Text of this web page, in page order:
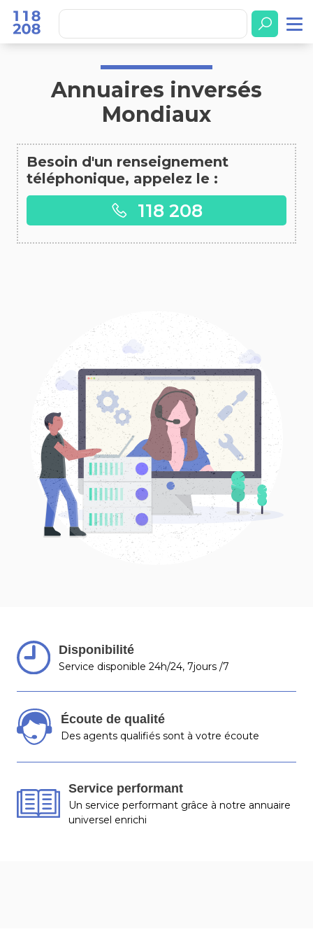
Accueil
Annuaires inversés
Mondiaux
Besoin d'un renseignement
téléphonique, appelez le :
118 208
Disponibilité
Service disponible 24h/24, 7jours /7
Écoute de qualité
Des agents qualifiés sont à votre écoute
Service performant
Un service performant grâce à notre annuaire
universel enrichi